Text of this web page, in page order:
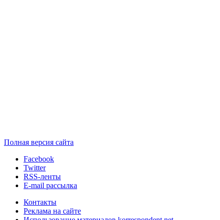
Полная версия сайта
Facebook
Twitter
RSS-ленты
E-mail рассылка
Контакты
Реклама на сайте